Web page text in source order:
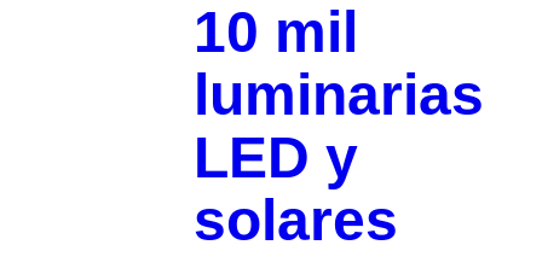
10 mil
luminarias
LED y
solares